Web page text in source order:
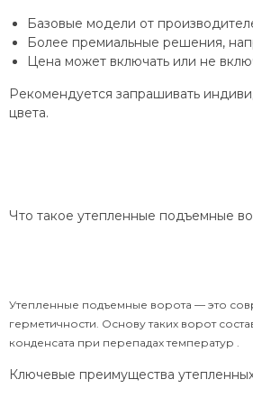
Базовые модели от
Более премиальные решения,
Цена может включать или не
Рекомендуется запрашивать
цвета.
Что такое утепленные подъемные
Утепленные подъемные ворота — это
герметичности. Основу таких ворот
конденсата при перепадах температур .
Ключевые преимущества